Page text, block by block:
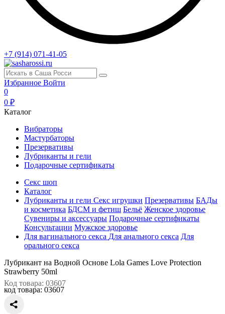
+7 (914) 071-41-05
Избранное Войти
0
0 ₽
Каталог
Вибраторы
Мастурбаторы
Презервативы
Лубриканты и гели
Подарочные сертификаты
Секс шоп
Каталог
Лубриканты и гели Секс игрушки Презервативы БАДы
и косметика БДСМ и фетиш Бельё Женское здоровье
Сувениры и аксессуары Подарочные сертификаты
Консультации Мужское здоровье
Для вагинального секса Для анального секса Для
орального секса
Лубрикант на Водной Основе Lola Games Love Protection
Strawberry 50ml
Код товара: 03607
код товара: 03607